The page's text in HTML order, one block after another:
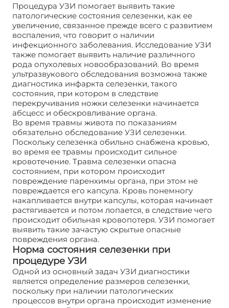
Процедура УЗИ помогает выявить такие
патологические состояния селезенки, как ее
увеличение, связанное прежде всего с развитием
воспаления, что говорит о наличии
инфекционного заболевания. Исследование УЗИ
также помогает выявить наличие различного
рода опухолевых новообразований. Во время
ультразвукового обследования возможна также
диагностика инфаркта селезенки, такого
состояния, при котором в следствие
перекручивания ножки селезенки начинается
абсцесс и обескровливание органа.
Во время травмы живота по показаниям
обязательно обследование УЗИ селезенки.
Поскольку селезенка обильно снабжена кровью,
во время ее травмы происходит сильное
кровотечение. Травма селезенки опасна
состоянием, при котором происходит
повреждение паренхимы органа, при этом не
повреждается его капсула. Кровь понемногу
накапливается внутри капсулы, которая начинает
растягивается и потом лопается, в следствие чего
происходит обильная кровопотеря. УЗИ помогает
выявить такие зачастую скрытые опасные
повреждения органа.
Норма состояния селезенки при
процедуре УЗИ
Одной из основный задач УЗИ диагностики
является определение размеров селезенки,
поскольку при наличии патологических
процессов внутри органа происходит изменение